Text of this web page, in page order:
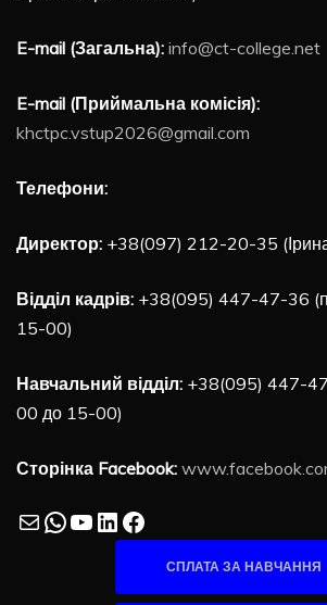
E-mail (Загальна): info@ct-college.net
E-mail (Приймальна комісія):
khctpc.vstup2026@gmail.com
Телефони:
Директор: +38(097) 212-20-35 (Ірина
Відділ кадрів: +38(095) 447-47-36
15-00)
Навчальний відділ: +38(095) 447-
00 до 15-00)
Сторінка Facebook:
MailWhatsApp
YouTube
LinkedIn
Facebook
СПЛАТА ЗА НАВЧАННЯ